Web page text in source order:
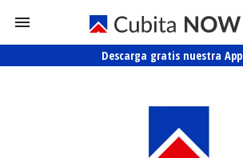
Descarga gratis nuestra App